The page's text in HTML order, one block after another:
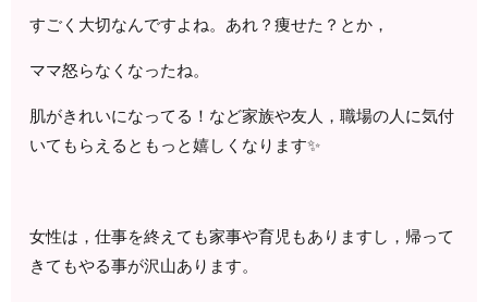
すごく大切なんですよね。あれ？痩せた？とか，
ママ怒らなくなったね。
肌がきれいになってる！など家族や友人，職場の人に気付
いてもらえるともっと嬉しくなります✨
女性は，仕事を終えても家事や育児もありますし，帰って
きてもやる事が沢山あります。